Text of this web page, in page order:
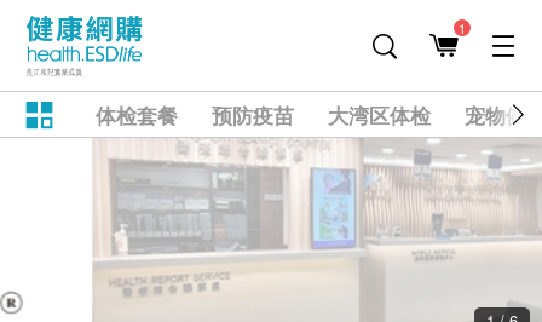
1
体检套餐 预防疫苗 大湾区体检 宠物健